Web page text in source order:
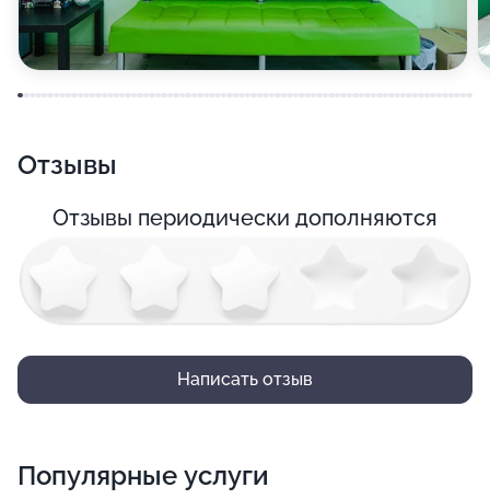
Отзывы
Отзывы периодически дополняются
Написать отзыв
Популярные услуги